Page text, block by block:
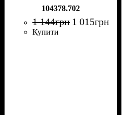
104378.702
1 144грн 1 015грн
Купити